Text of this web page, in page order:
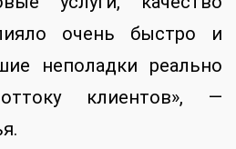
очень быстро и
неполадки реально
клиентов», —